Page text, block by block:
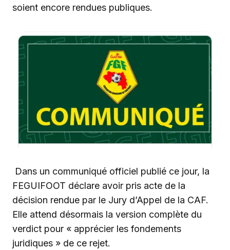
soient encore rendues publiques.
Dans un communiqué officiel publié ce jour, la
FEGUIFOOT déclare avoir pris acte de la
décision rendue par le Jury d’Appel de la CAF.
Elle attend désormais la version complète du
verdict pour « apprécier les fondements
juridiques » de ce rejet.